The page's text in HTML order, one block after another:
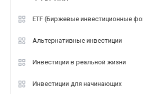
ETF (Биржевые инвестиционные
Альтернативные инвестиции
Инвестиции в реальной жизни
Инвестиции для начинающих